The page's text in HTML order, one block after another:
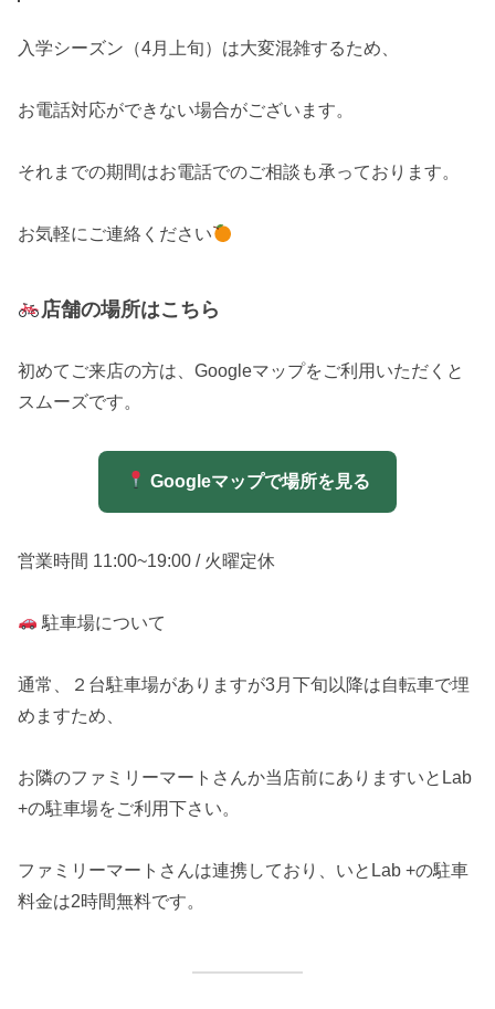
入学シーズン（4月上旬）は大変混雑するため、
お電話対応ができない場合がございます。
それまでの期間はお電話でのご相談も承っております。
お気軽にご連絡ください
店舗の場所はこちら
初めてご来店の方は、Googleマップをご利用いただくと
スムーズです。
Googleマップで場所を見る
営業時間 11:00~19:00 / 火曜定休
駐車場について
通常、２台駐車場がありますが3月下旬以降は自転車で埋
めますため、
お隣のファミリーマートさんか当店前にありますいとLab
+の駐車場をご利用下さい。
ファミリーマートさんは連携しており、いとLab +の駐車
料金は2時間無料です。